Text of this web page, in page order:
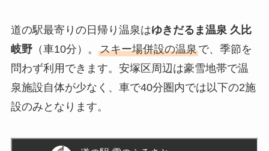
道の駅最寄りの日帰り温泉はゆきだるま温泉 久比
岐野（車10分）。 スキー場併設の温泉で、季節を
問わず利用できます。安塚区周辺は豪雪地帯で温
泉施設自体が少なく、車で40分圏内では以下の2施
設のみとなります。